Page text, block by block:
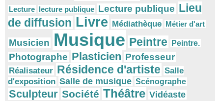
Lecture lecture publique Lecture publique Lieu
de diffusion Livre Médiathèque Métier d'art
Musicien Musique Peintre Peintre.
Photographe Plasticien Professeur
Réalisateur Résidence d'artiste Salle
d'exposition Salle de musique Scénographe
Sculpteur Société Théâtre Vidéaste